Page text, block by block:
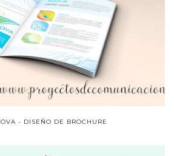
- DISEÑO DE BROCHURE